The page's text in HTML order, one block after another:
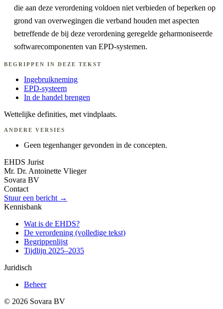
die aan deze verordening voldoen niet verbieden of beperken op
grond van overwegingen die verband houden met aspecten
betreffende de bij deze verordening geregelde geharmoniseerde
softwarecomponenten van EPD-systemen.
BEGRIPPEN IN DEZE TEKST
Ingebruikneming
EPD-systeem
In de handel brengen
Wettelijke definities, met vindplaats.
ANDERE VERSIES
Geen tegenhanger gevonden in de concepten.
EHDS Jurist
Mr. Dr. Antoinette Vlieger
Sovara BV
Contact
Stuur een bericht →
Kennisbank
Wat is de EHDS?
De verordening (volledige tekst)
Begrippenlijst
Tijdlijn 2025–2035
Juridisch
Beheer
© 2026 Sovara BV